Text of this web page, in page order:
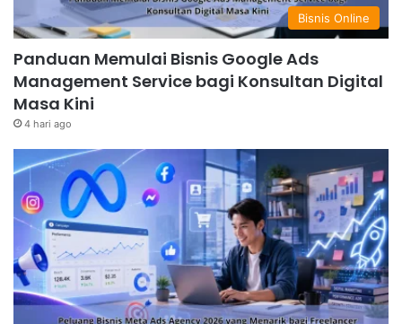
Bisnis Online
Panduan Memulai Bisnis Google Ads
Management Service bagi Konsultan Digital
Masa Kini
4 hari ago